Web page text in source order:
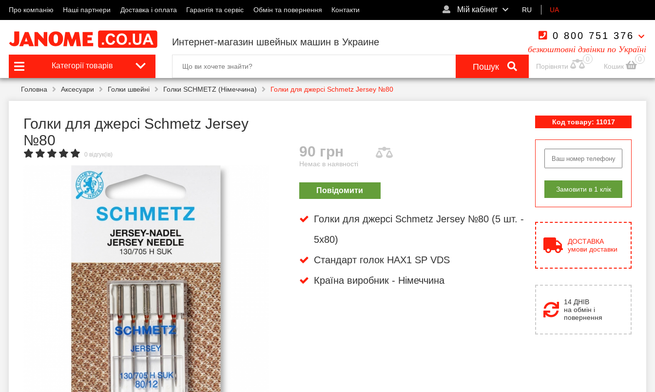
Про компанію Наші партнери Доставка і оплата Гарантія та сервіс Обмін та повернення Контакти Мій кабінет RU UA
Интернет-магазин швейных машин в Украине
0 800 751 376
безкоштовні дзвінки по Україні
Категорії товарів Пошук
0
Порівняти
0
Кошик
Головна Аксесуари Голки швейні Голки SCHMETZ (Німеччина) Голки для джерсі Schmetz Jersey №80
Голки для джерсі Schmetz Jersey
№80
0 відгук(ів) 90 грн
Немає в наявності
Повідомити
Голки для джерсі Schmetz Jersey №80 (5 шт. -
5x80)
Стандарт голок HAX1 SP VDS
Країна виробник - Німеччина
Код товару: 11017
Замовити в 1 клік
ДОСТАВКА
умови доставки
14 ДНІВ
на обмін і
повернення